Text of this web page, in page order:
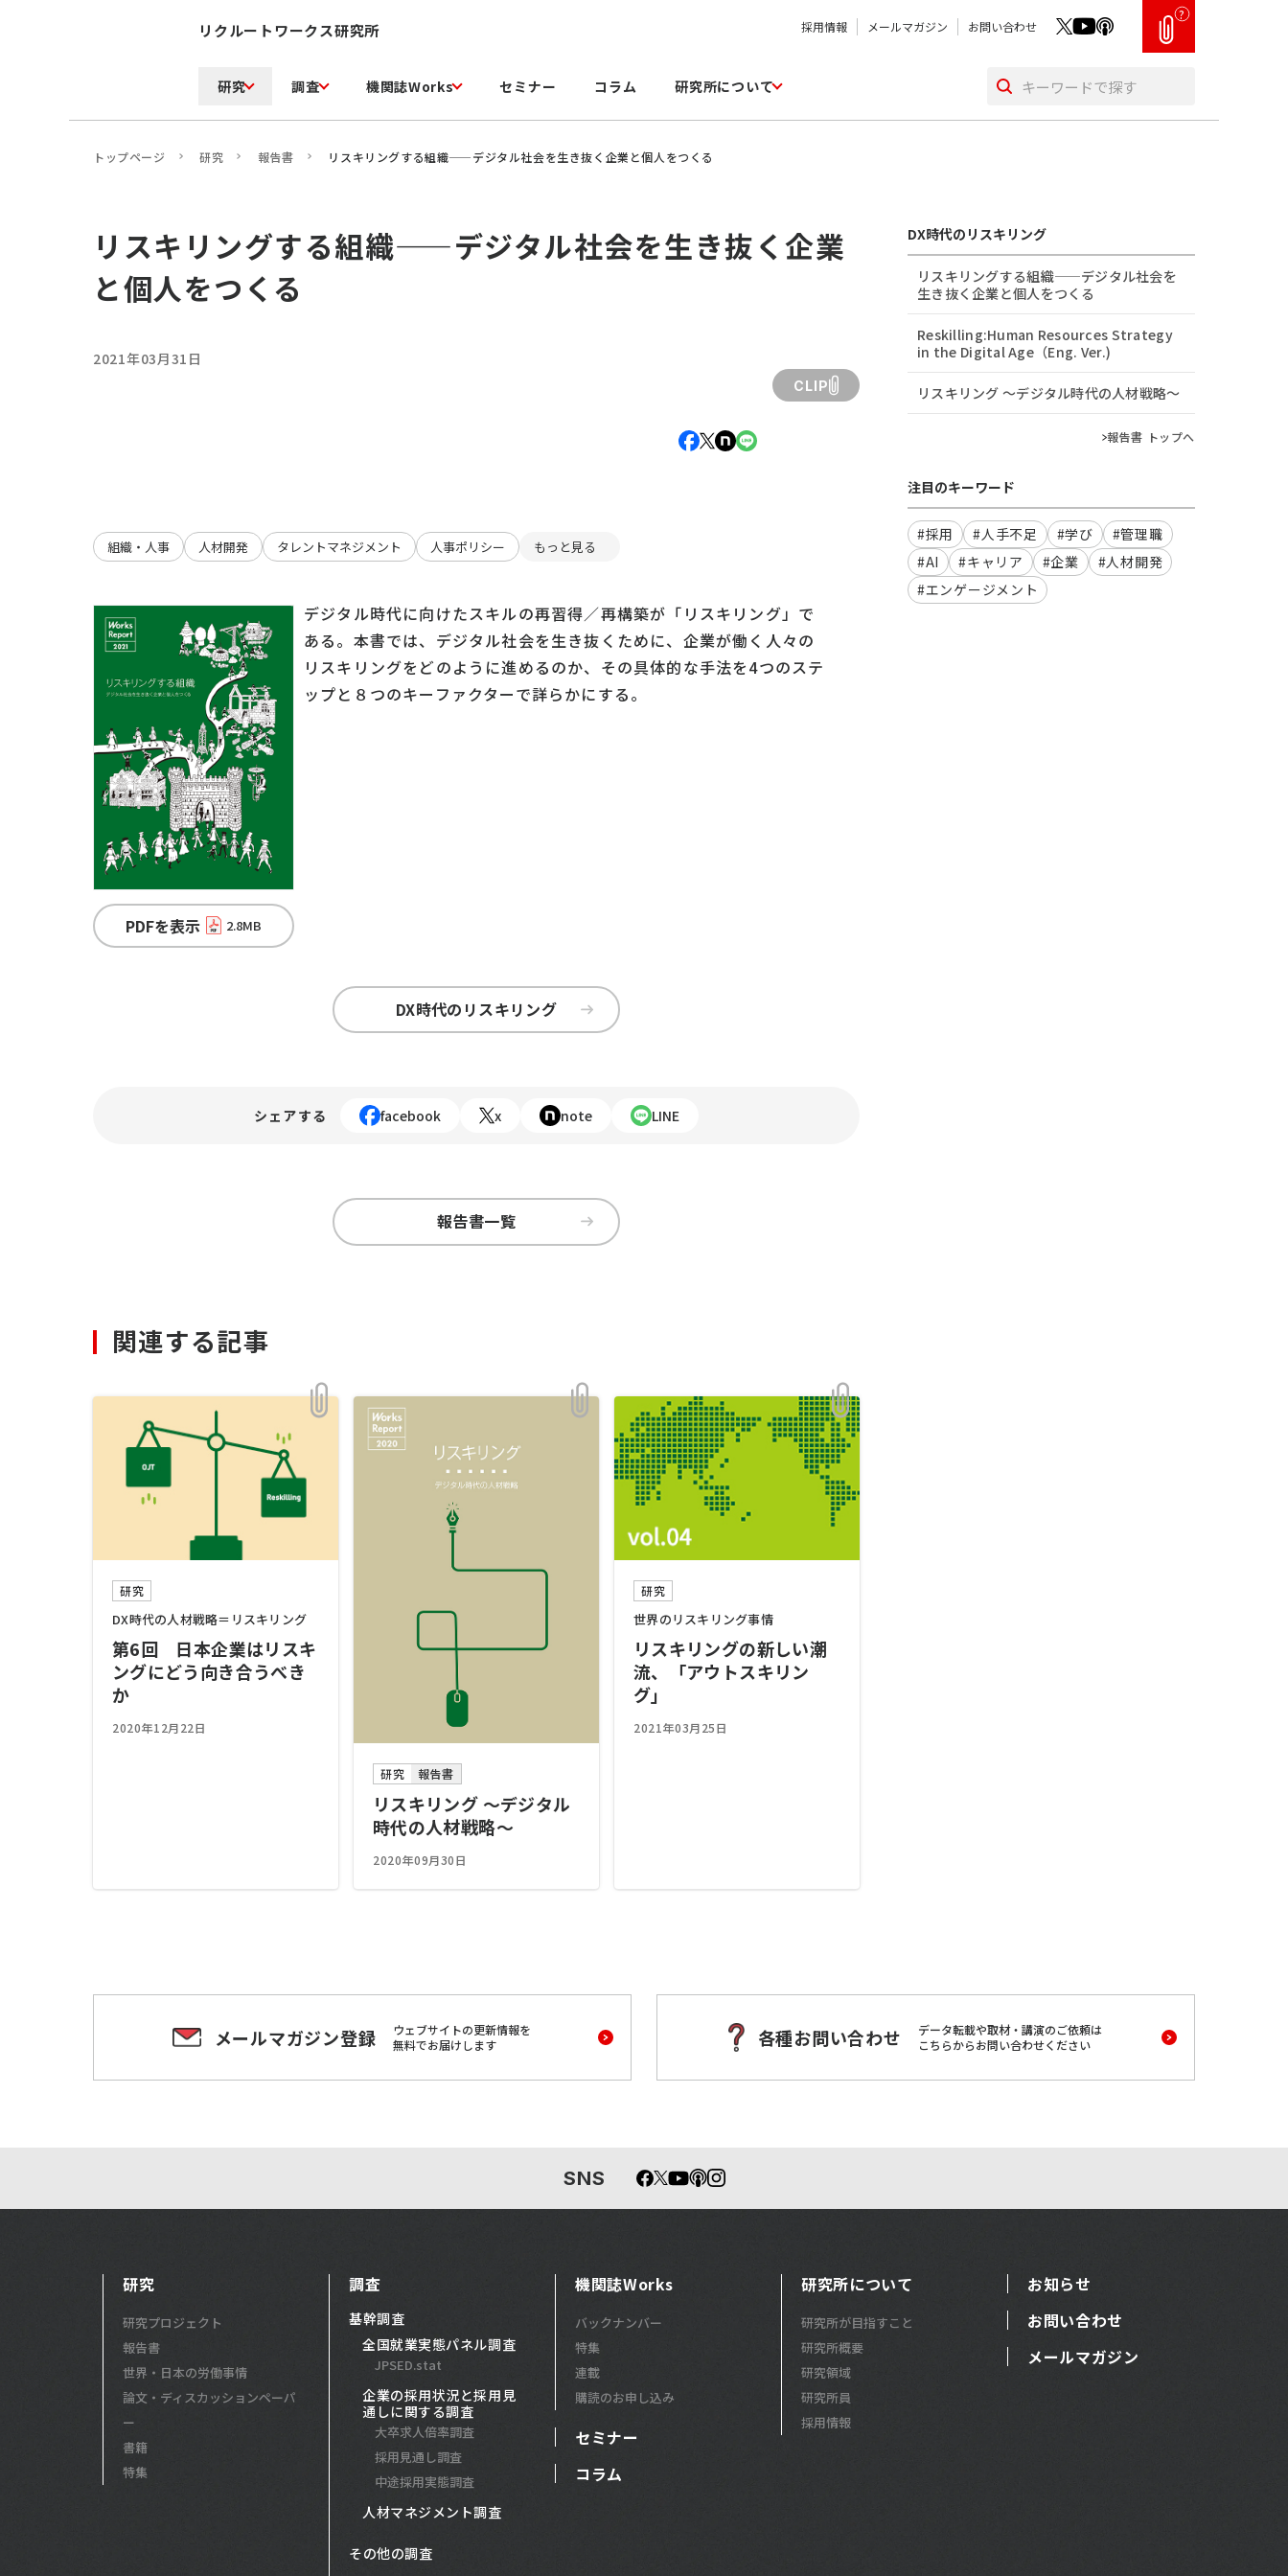
リクルートワークス研究所 採用情報 メールマガジン お問い合わせ
?
研究 調査 機関誌Works セミナー コラム 研究所について
トップページ 研究 報告書 リスキリングする組織——デジタル社会を生き抜く企業と個人をつくる
リスキリングする組織——デジタル社会を生き抜く企業
と個人をつくる
2021年03月31日
CLIP
組織・人事 人材開発 タレントマネジメント 人事ポリシー もっと見る
PDFを表示 2.8MB
デジタル時代に向けたスキルの再習得／再構築が「リスキリング」で
ある。本書では、デジタル社会を生き抜くために、企業が働く人々の
リスキリングをどのように進めるのか、その具体的な手法を4つのステ
ップと８つのキーファクターで詳らかにする。
DX時代のリスキリング
シェアする facebook x note LINE
報告書一覧
関連する記事
研究
DX時代の人材戦略＝リスキリング
第6回 日本企業はリスキ
ングにどう向き合うべき
か
2020年12月22日
研究 報告書
リスキリング 〜デジタル
時代の人材戦略〜
2020年09月30日
研究
世界のリスキリング事情
リスキリングの新しい潮
流、「アウトスキリン
グ」
2021年03月25日
DX時代のリスキリング
リスキリングする組織——デジタル社会を
生き抜く企業と個人をつくる
Reskilling:Human Resources Strategy
in the Digital Age（Eng. Ver.)
リスキリング 〜デジタル時代の人材戦略〜
報告書 トップへ
注目のキーワード
#採用 #人手不足 #学び
#管理職
#AI
#キャリア #企業
#人材開発
#エンゲージメント
メールマガジン登録
ウェブサイトの更新情報を
無料でお届けします
各種お問い合わせ
データ転載や取材・講演のご依頼は
こちらからお問い合わせください
SNS
研究
研究プロジェクト
報告書
世界・日本の労働事情
論文・ディスカッションペーパ
ー
書籍
特集
調査
基幹調査
全国就業実態パネル調査
JPSED.stat
企業の採用状況と採用見
通しに関する調査
大卒求人倍率調査
採用見通し調査
中途採用実態調査
人材マネジメント調査
その他の調査
機関誌Works
バックナンバー
特集
連載
購読のお申し込み
セミナー
コラム
研究所について
研究所が目指すこと
研究所概要
研究領域
研究所員
採用情報
お知らせ
お問い合わせ
メールマガジン